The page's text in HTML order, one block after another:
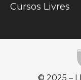
Cursos Livres
© 2025 –